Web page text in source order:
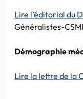
Lire l’éditorial du
Généralistes-
Démographie
Lire la lettre de la